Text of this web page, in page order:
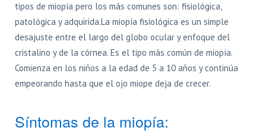
tipos de miopía pero los más comunes son: fisiológica,
patológica y adquirida.La miopía fisiológica es un simple
desajuste entre el largo del globo ocular y enfoque del
cristalino y de la córnea. Es el tipo más común de miopía.
Comienza en los niños a la edad de 5 a 10 años y continúa
empeorando hasta que el ojo miope deja de crecer.
Síntomas de la miopía: